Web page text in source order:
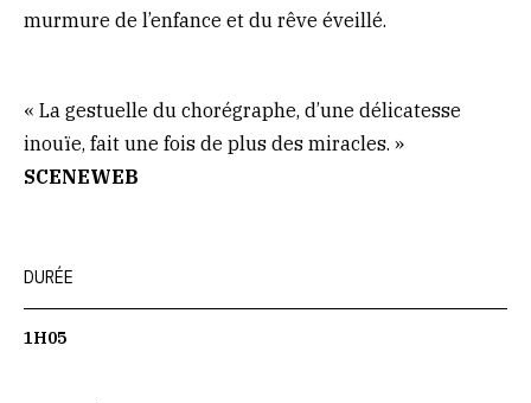
murmure de l’enfance et du rêve éveillé.
« La gestuelle du chorégraphe, d’une délicatesse
inouïe, fait une fois de plus des miracles. »
SCENEWEB
DURÉE
1H05